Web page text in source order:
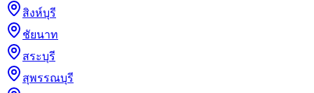
สิงห์บุรี
ชัยนาท
สระบุรี
สุพรรณบุรี